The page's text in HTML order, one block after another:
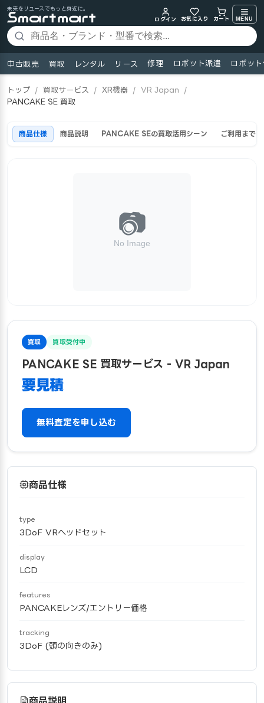
未来をリユースでもっと身近に。
ログイン
お気に入り カート MENU
中古販売 買取 レンタル リース 修理 ロボット派遣 ロボッ
トップ / 買取サービス / XR機器 / VR Japan
/
PANCAKE SE 買取
商品仕様 商品説明 PANCAKE SEの買取活用シーン ご利用まで
買取 買取受付中
PANCAKE SE 買取サービス - VR Japan
要見積
無料査定を申し込む
商品仕様
type
3DoF VRヘッドセット
display
LCD
features
PANCAKEレンズ/エントリー価格
tracking
3DoF (頭の向きのみ)
商品説明